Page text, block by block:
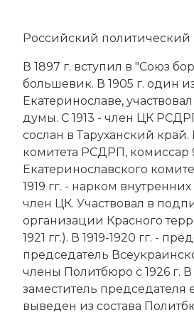
Российский политический
В 1897 г. вступил в "Союз
большевик. В 1905 г. один
Екатеринославе, участвовал
думы. С 1913 - член ЦК
сослан в Таруханский край.
комитета РСДРП, комиссар
Екатеринославского
1919 гг. - нарком
член ЦК. Участвовал в
организации Красного
1921 гг.). В 1919-1920 гг. -
председатель
члены Политбюро с 1926 г. В
заместитель председателя
выведен из состава